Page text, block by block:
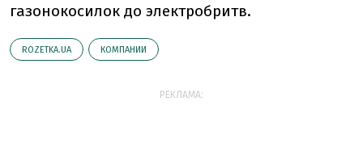
газонокосилок до электробритв.
ROZETKA.UA КОМПАНИИ
РЕКЛАМА: